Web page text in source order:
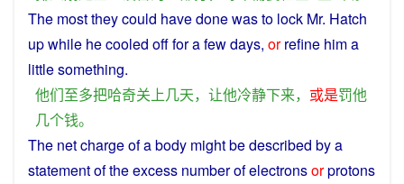
The mosttheycould have done was to lock Mr. Hatch
upwhile hecooled offfor a fewdays, or refine hima
little something.
他们至多把哈奇关上几天， 让他冷静下来， 或是罚他
几个钱。
The netchargeofabody mightbedescribed bya
statement oftheexcess numberofelectronsorprotons